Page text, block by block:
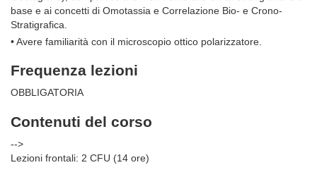
base e ai concetti di Omotassia e Correlazione Bio- e Crono-
Stratigrafica.
• Avere familiarità con il microscopio ottico polarizzatore.
Frequenza lezioni
OBBLIGATORIA
Contenuti del corso
-->
Lezioni frontali: 2 CFU (14 ore)